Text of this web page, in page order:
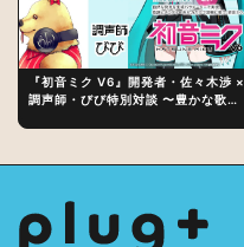
『初音ミク V6』開発者・佐々木渉 ×
調声師・びび特別対談 〜豊かな歌声